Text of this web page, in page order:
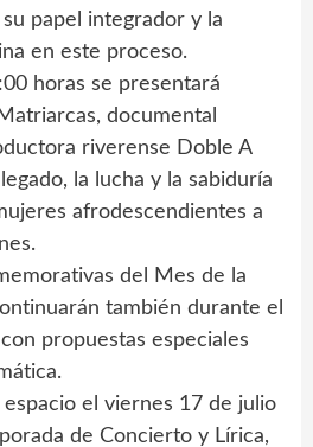
papel integrador y la
en este proceso.
horas se presentará
documental
riverense Doble A
la lucha y la sabiduría
afrodescendientes a
del Mes de la
también durante el
propuestas especiales
espacio el viernes 17 de julio
de Concierto y Lírica,